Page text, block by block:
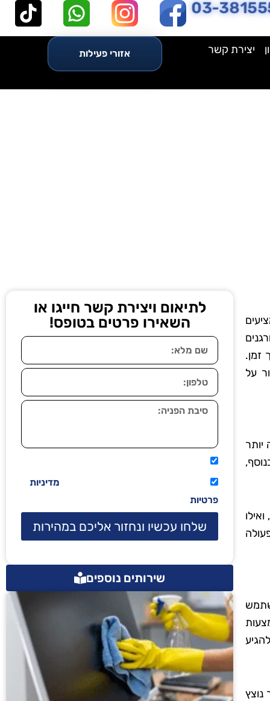
03-
יצירת קשר אזורי פעילות
זמן.
על
יותר
נוצץ
לתיאום ויצירת קשר חייגו או
השאירו פרטים בטופס!
מדיניות
פרטיות
שלחו עכשיו ונחזור אליכם במהירות
שירותים נוספים